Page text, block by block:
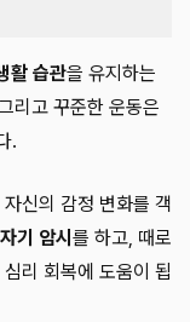
활 습관을 유지하는
리고 꾸준한 운동은
.
자신의 감정 변화를 객
기 암시 를 하고, 때로
리 회복에 도움이 됩